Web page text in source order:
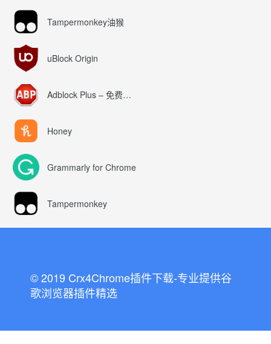
Tampermonkey油猴
uBlock Origin
Adblock Plus – 免费的广告拦截器
Honey
Grammarly for Chrome
Tampermonkey
© 2019 Crx4Chrome插件下载-专业提供谷
歌浏览器插件精选